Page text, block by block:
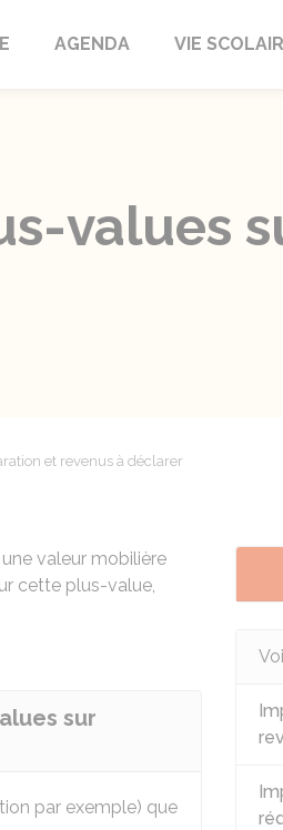
AGENDA VIE
values
et revenus à déclarer
valeur mobilière
cette plus-value,
sur
par exemple) que